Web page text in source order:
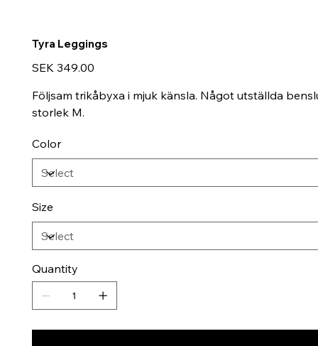
Tyra Leggings
Price
SEK 349.00
Följsam trikåbyxa i mjuk känsla. Något utställda
storlek M.
Color
Size
Quantity